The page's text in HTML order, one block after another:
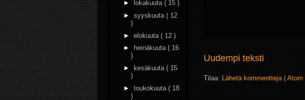
Uudempi teksti
Tilaa: Lähetä kommentteja ( Atom
►
lokakuuta ( 15 )
► syyskuuta ( 12
)
► elokuuta ( 12 )
►
heinäkuuta ( 16
)
►
kesäkuuta ( 15
)
► toukokuuta ( 18
)